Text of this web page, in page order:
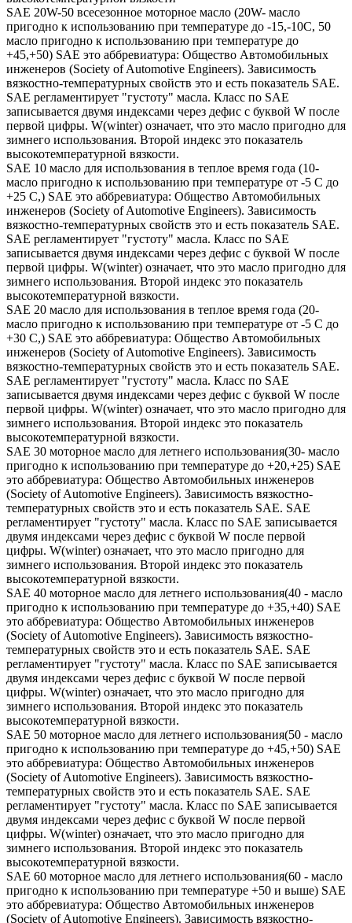
SAE 20W-50 всесезонное моторное масло (20W- масло
пригодно к использованию при температуре до -15,-10С, 50
масло пригодно к использованию при температуре до
+45,+50) SAE это аббревиатура: Общество Автомобильных
инженеров (Society of Automotive Engineers). Зависимость
вязкостно-температурных свойств это и есть показатель SAE.
SAE регламентирует "густоту" масла. Класс по SAE
записывается двумя индексами через дефис с буквой W после
первой цифры. W(winter) означает, что это масло пригодно для
зимнего использования. Второй индекс это показатель
высокотемпературной вязкости.
SAE 10 масло для использования в теплое время года (10-
масло пригодно к использованию при температуре от -5 С до
+25 С,) SAE это аббревиатура: Общество Автомобильных
инженеров (Society of Automotive Engineers). Зависимость
вязкостно-температурных свойств это и есть показатель SAE.
SAE регламентирует "густоту" масла. Класс по SAE
записывается двумя индексами через дефис с буквой W после
первой цифры. W(winter) означает, что это масло пригодно для
зимнего использования. Второй индекс это показатель
высокотемпературной вязкости.
SAE 20 масло для использования в теплое время года (20-
масло пригодно к использованию при температуре от -5 С до
+30 С,) SAE это аббревиатура: Общество Автомобильных
инженеров (Society of Automotive Engineers). Зависимость
вязкостно-температурных свойств это и есть показатель SAE.
SAE регламентирует "густоту" масла. Класс по SAE
записывается двумя индексами через дефис с буквой W после
первой цифры. W(winter) означает, что это масло пригодно для
зимнего использования. Второй индекс это показатель
высокотемпературной вязкости.
SAE 30 моторное масло для летнего использования(30- масло
пригодно к использованию при температуре до +20,+25) SAE
это аббревиатура: Общество Автомобильных инженеров
(Society of Automotive Engineers). Зависимость вязкостно-
температурных свойств это и есть показатель SAE. SAE
регламентирует "густоту" масла. Класс по SAE записывается
двумя индексами через дефис с буквой W после первой
цифры. W(winter) означает, что это масло пригодно для
зимнего использования. Второй индекс это показатель
высокотемпературной вязкости.
SAE 40 моторное масло для летнего использования(40 - масло
пригодно к использованию при температуре до +35,+40) SAE
это аббревиатура: Общество Автомобильных инженеров
(Society of Automotive Engineers). Зависимость вязкостно-
температурных свойств это и есть показатель SAE. SAE
регламентирует "густоту" масла. Класс по SAE записывается
двумя индексами через дефис с буквой W после первой
цифры. W(winter) означает, что это масло пригодно для
зимнего использования. Второй индекс это показатель
высокотемпературной вязкости.
SAE 50 моторное масло для летнего использования(50 - масло
пригодно к использованию при температуре до +45,+50) SAE
это аббревиатура: Общество Автомобильных инженеров
(Society of Automotive Engineers). Зависимость вязкостно-
температурных свойств это и есть показатель SAE. SAE
регламентирует "густоту" масла. Класс по SAE записывается
двумя индексами через дефис с буквой W после первой
цифры. W(winter) означает, что это масло пригодно для
зимнего использования. Второй индекс это показатель
высокотемпературной вязкости.
SAE 60 моторное масло для летнего использования(60 - масло
пригодно к использованию при температуре +50 и выше) SAE
это аббревиатура: Общество Автомобильных инженеров
(Society of Automotive Engineers). Зависимость вязкостно-